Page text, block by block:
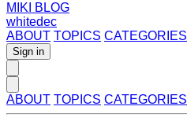
MIKI BLOG
whitedec
ABOUT TOPICS CATEGORIES
Sign in
ABOUT TOPICS CATEGORIES